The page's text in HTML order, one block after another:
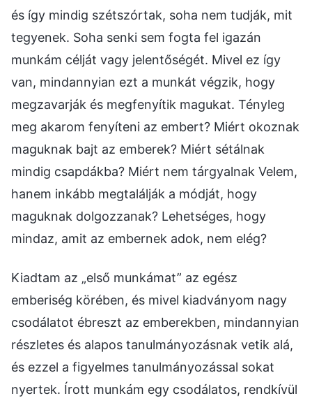
és így mindig szétszórtak, soha nem tudják, mit
tegyenek. Soha senki sem fogta fel igazán
munkám célját vagy jelentőségét. Mivel ez így
van, mindannyian ezt a munkát végzik, hogy
megzavarják és megfenyítik magukat. Tényleg
meg akarom fenyíteni az embert? Miért okoznak
maguknak bajt az emberek? Miért sétálnak
mindig csapdákba? Miért nem tárgyalnak Velem,
hanem inkább megtalálják a módját, hogy
maguknak dolgozzanak? Lehetséges, hogy
mindaz, amit az embernek adok, nem elég?
Kiadtam az „első munkámat” az egész
emberiség körében, és mivel kiadványom nagy
csodálatot ébreszt az emberekben, mindannyian
részletes és alapos tanulmányozásnak vetik alá,
és ezzel a figyelmes tanulmányozással sokat
nyertek. Írott munkám egy csodálatos, rendkívül